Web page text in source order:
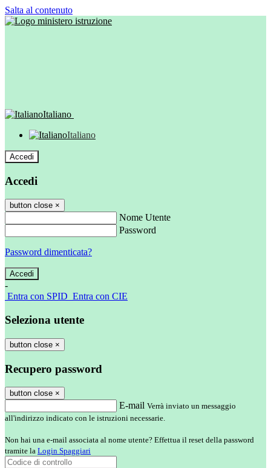
Salta al contenuto
Italiano
Italiano
Accedi
Accedi
button close ×
Nome Utente
Password
Password dimenticata?
-
Entra con SPID Entra con CIE
Seleziona utente
button close ×
Recupero password
button close ×
E-mail Verrà inviato un messaggio
all'indirizzo indicato con le istruzioni necessarie.
Non hai una e-mail associata al nome utente? Effettua il reset della password
tramite la Login Spaggiari